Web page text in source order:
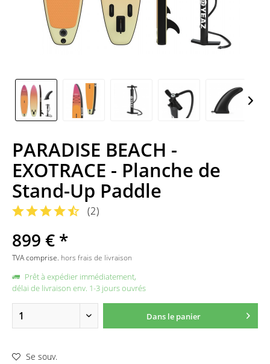
PARADISE BEACH -
EXOTRACE - Planche de
Stand-Up Paddle
(2)
899 € *
TVA comprise. hors frais de livraison
Prêt à expédier immédiatement,
délai de livraison env. 1-3 jours ouvrés
Dans le panier
Se souv.